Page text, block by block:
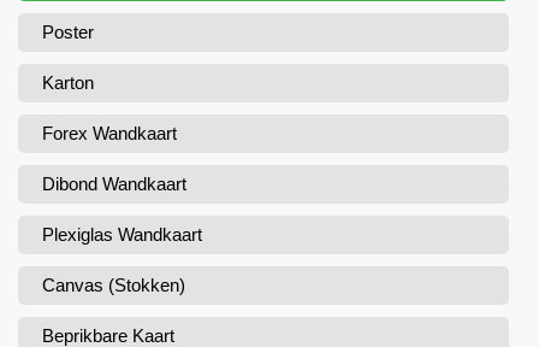
Poster
Karton
Forex Wandkaart
Dibond Wandkaart
Plexiglas Wandkaart
Canvas (Stokken)
Beprikbare Kaart